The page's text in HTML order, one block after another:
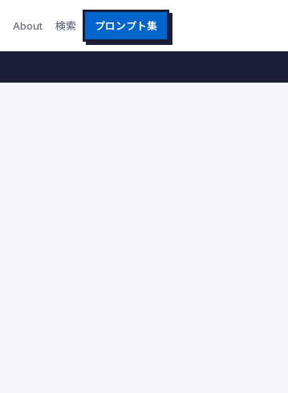
About 検索 プロンプト集